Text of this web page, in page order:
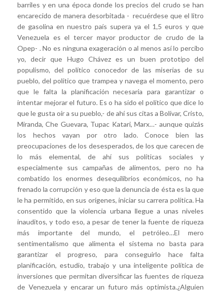
barriles y en una época donde los precios del crudo se han
encarecido de manera desorbitada - recuérdese que el litro
de gasolina en nuestro país supera ya el 1,5 euros y que
Venezuela es el tercer mayor productor de crudo de la
Opep- . No es ninguna exageración o al menos así lo percibo
yo, decir que Hugo Chávez es un buen prototipo del
populismo, del político conocedor de las miserias de su
pueblo, del político que trampea y navega el momento, pero
que le falta la planificación necesaria para garantizar o
intentar mejorar el futuro. Es o ha sido el político que dice lo
que le gusta oír a su pueblo,- de ahí sus citas a Bolívar, Cristo,
Miranda, Che Guevara, Tupac Katari, Marx…- aunque quizás
los hechos vayan por otro lado. Conoce bien las
preocupaciones de los desesperados, de los que carecen de
lo más elemental, de ahí sus políticas sociales y
especialmente sus campañas de alimentos, pero no ha
combatido los enormes desequilibrios económicos, no ha
frenado la corrupción y eso que la denuncia de ésta es la que
le ha permitido, en sus orígenes, iniciar su carrera política. Ha
consentido que la violencia urbana llegue a unas niveles
inauditos, y todo eso, a pesar de tener la fuente de riqueza
más importante del mundo, el petróleo…El mero
sentimentalismo que alimenta el sistema no basta para
garantizar el progreso, para conseguirlo hace falta
planificación, estudio, trabajo y una inteligente política de
inversiones que permitan diversificar las fuentes de riqueza
de Venezuela y encarar un futuro más optimista.¿Alguien